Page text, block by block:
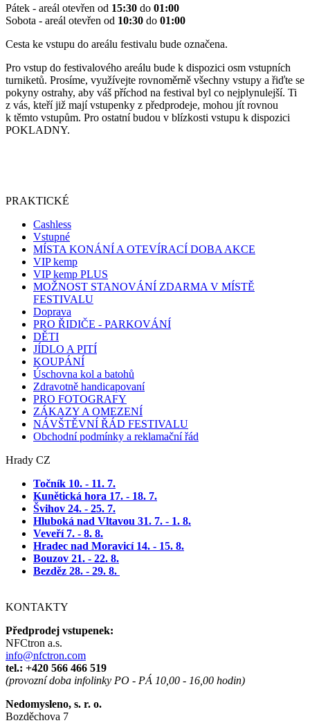
Pátek - areál otevřen od 15:30 do 01:00
Sobota - areál otevřen od 10:30 do 01:00
Cesta ke vstupu do areálu festivalu bude označena.
Pro vstup do festivalového areálu bude k dispozici osm vstupních
turniketů. Prosíme, využívejte rovnoměrně všechny vstupy a řiďte se
pokyny ostrahy, aby váš příchod na festival byl co nejplynulejší. Ti
z vás, kteří již mají vstupenky z předprodeje, mohou jít rovnou
k těmto vstupům. Pro ostatní budou v blízkosti vstupu k dispozici
POKLADNY.
PRAKTICKÉ
Cashless
Vstupné
MÍSTA KONÁNÍ A OTEVÍRACÍ DOBA AKCE
VIP kemp
VIP kemp PLUS
MOŽNOST STANOVÁNÍ ZDARMA V MÍSTĚ
FESTIVALU
Doprava
PRO ŘIDIČE - PARKOVÁNÍ
DĚTI
JÍDLO A PITÍ
KOUPÁNÍ
Úschovna kol a batohů
Zdravotně handicapovaní
PRO FOTOGRAFY
ZÁKAZY A OMEZENÍ
NÁVŠTĚVNÍ ŘÁD FESTIVALU
Obchodní podmínky a reklamační řád
Hrady CZ
Točník 10. - 11. 7.
Kunětická hora 17. - 18. 7.
Švihov 24. - 25. 7.
Hluboká nad Vltavou 31. 7. - 1. 8.
Veveří 7. - 8. 8.
Hradec nad Moravicí 14. - 15. 8.
Bouzov 21. - 22. 8.
Bezděz 28. - 29. 8.
KONTAKTY
Předprodej vstupenek:
NFCtron a.s.
info@nfctron.com
tel.: +420 566 466 519
(provozní doba infolinky PO - PÁ 10,00 - 16,00 hodin)
Nedomysleno, s. r. o.
Bozděchova 7